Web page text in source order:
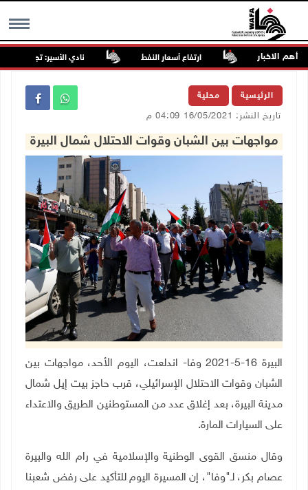
MENU أهم الاخبار ارتفاع أسعار النفط نادي الأسير: تجديد أمرَ
الرئيسية محلية
تاريخ النشر: 16/05/2021 04:09 م
مواجهات بين الشبان وقوات الاحتلال شمال البيرة
البيرة 16-5-2021 وفا- اندلعت، اليوم الأحد، مواجهات بين
الشبان وقوات الاحتلال الإسرائيلي، قرب حاجز بيت إيل شمال
مدينة البيرة، بعد إغلاق عدد من المستوطنين الطريق والاعتداء
على السيارات المارة.
وقال منسق القوى الوطنية والإسلامية في رام الله والبيرة
عصام بكر، لـ"وفا"، إن المسيرة اليوم للتأكيد على رفض شعبنا